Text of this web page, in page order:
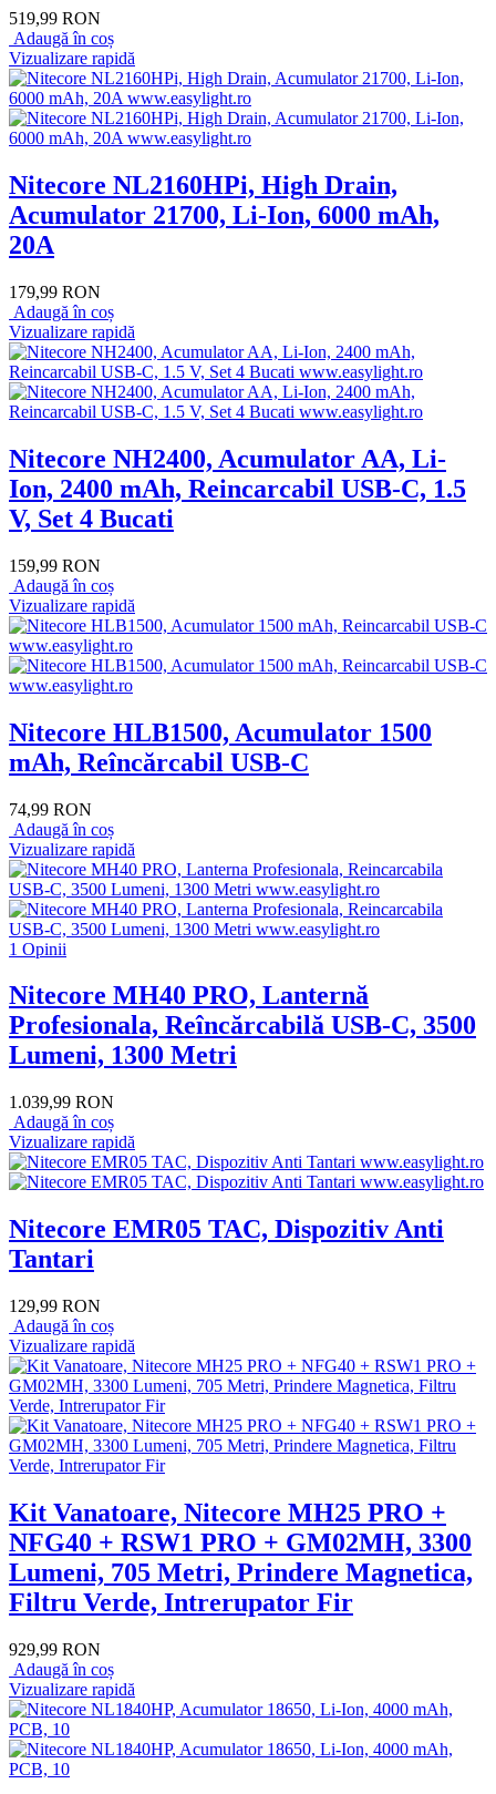
519,99 RON
Adaugă în coș
Vizualizare rapidă
Nitecore NL2160HPi, High Drain,
Acumulator 21700, Li-Ion, 6000 mAh,
20A
179,99 RON
Adaugă în coș
Vizualizare rapidă
Nitecore NH2400, Acumulator AA, Li-
Ion, 2400 mAh, Reincarcabil USB-C, 1.5
V, Set 4 Bucati
159,99 RON
Adaugă în coș
Vizualizare rapidă
Nitecore HLB1500, Acumulator 1500
mAh, Reîncărcabil USB-C
74,99 RON
Adaugă în coș
Vizualizare rapidă
1 Opinii
Nitecore MH40 PRO, Lanternă
Profesionala, Reîncărcabilă USB-C, 3500
Lumeni, 1300 Metri
1.039,99 RON
Adaugă în coș
Vizualizare rapidă
Nitecore EMR05 TAC, Dispozitiv Anti
Tantari
129,99 RON
Adaugă în coș
Vizualizare rapidă
Kit Vanatoare, Nitecore MH25 PRO +
NFG40 + RSW1 PRO + GM02MH, 3300
Lumeni, 705 Metri, Prindere Magnetica,
Filtru Verde, Intrerupator Fir
929,99 RON
Adaugă în coș
Vizualizare rapidă